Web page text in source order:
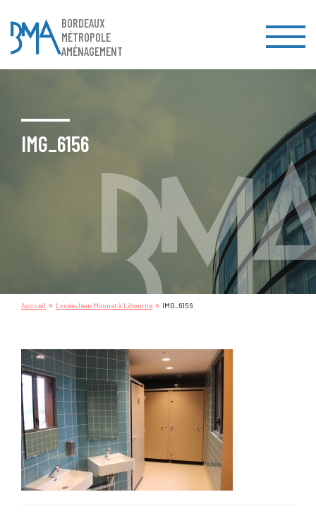
BORDEAUX
MÉTROPOLE
AMÉNAGEMENT
IMG_6156
Accueil » Lycée Jean Monnet à Libourne » IMG_6156